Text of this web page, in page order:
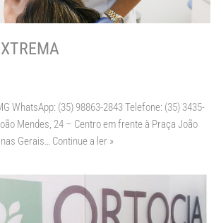
WhatsApp: (35) 98863-2843 Telefone: (35) 3435-
Mendes, 24 – Centro em frente à Praça João
Gerais… Continue a ler »